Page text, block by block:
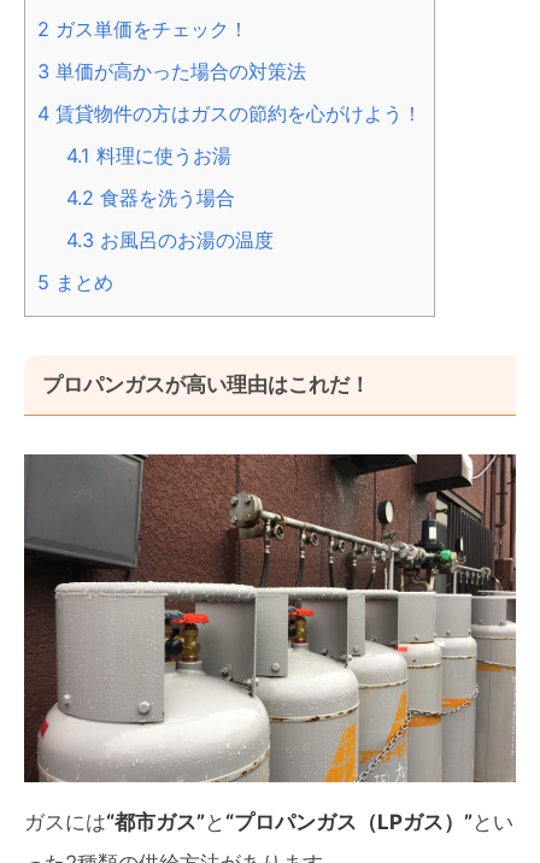
2 ガス単価をチェック！
3 単価が高かった場合の対策法
4 賃貸物件の方はガスの節約を心がけよう！
4.1 料理に使うお湯
4.2 食器を洗う場合
4.3 お風呂のお湯の温度
5 まとめ
プロパンガスが高い理由はこれだ！
ガスには“都市ガス”と “プロパンガス（LPガス）”とい